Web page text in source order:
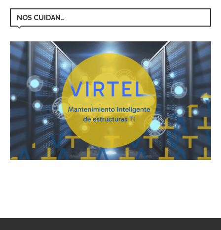
NOS CUIDAN…